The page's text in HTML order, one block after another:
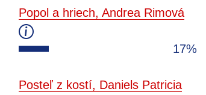
Popol a hriech, Andrea Rimová
17%
Posteľ z kostí, Daniels Patricia